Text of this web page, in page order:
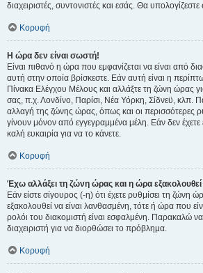
διαχειριστές, συντονιστές και εσάς. Θα
Κορυφή
Η ώρα δεν είναι σωστή!
Είναι πιθανό η ώρα που εμφανίζεται να είναι από
αυτή στην οποία βρίσκεστε. Εάν αυτή είναι η
Πίνακα Ελέγχου Μέλους και αλλάξτε τη ζώνη ώρας
σας, π.χ. Λονδίνο, Παρίσι, Νέα Υόρκη, Σίδνεϋ, κλπ.
αλλαγή της ζώνης ώρας, όπως και οι περισσότερες
γίνουν μόνον από εγγεγραμμένα μέλη. Εάν δεν έχετε
καλή ευκαιρία για να το κάνετε.
Κορυφή
Έχω αλλάξει τη ζώνη ώρας και η ώρα εξακολουθεί
Εάν είστε σίγουρος (-η) ότι έχετε ρυθμίσει τη ζώνη
εξακολουθεί να είναι λανθασμένη, τότε ή ώρα που
ρολόι του διακομιστή είναι εσφαλμένη. Παρακαλώ
διαχειριστή για να διορθώσει το πρόβλημα.
Κορυφή